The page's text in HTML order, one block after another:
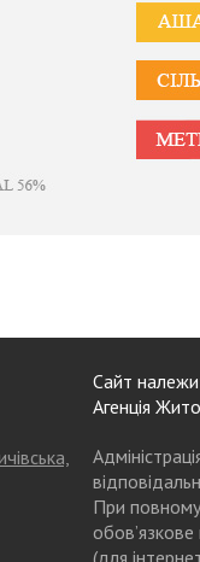
Сайт
Агенція
При
обов’язкове
(для